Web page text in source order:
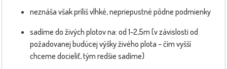
neznáša však príliš vlhké, nepriepustné pôdne podmienky
sadíme do živých plotov na: od 1-2,5m (v závislosti od
požadovanej budúcej výšky živého plota – čím vyšší
chceme docieliť, tým redšie sadíme)